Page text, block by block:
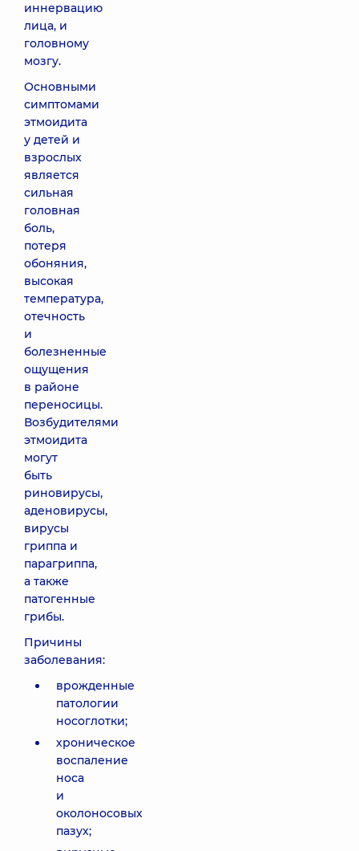
иннервацию
лица, и
головному
мозгу.
Основными
симптомами
этмоидита
у детей и
взрослых
является
сильная
головная
боль,
потеря
обоняния,
высокая
температура,
отечность
и
болезненные
ощущения
в районе
переносицы.
Возбудителями
этмоидита
могут
быть
риновирусы,
аденовирусы,
вирусы
гриппа и
парагриппа,
а также
патогенные
грибы.
Причины
заболевания:
врожденные
патологии
носоглотки;
хроническое
воспаление
носа
и
околоносовых
пазух;